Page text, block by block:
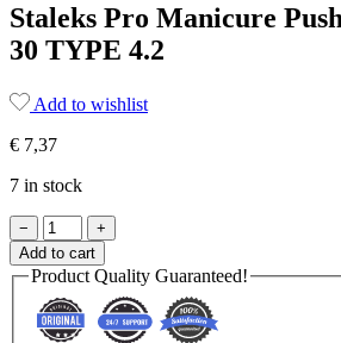
Staleks Pro Manicure
30 TYPE 4.2
Add to wishlist
€ 7,37
7 in stock
−
Staleks
Pro
Manicure
Pusher
EXPERT
30
+
Add to cart
Product Quality Guaranteed!